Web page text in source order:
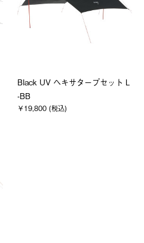
Black UV ヘキサタープセット L
-BB
￥19,800 (税込)